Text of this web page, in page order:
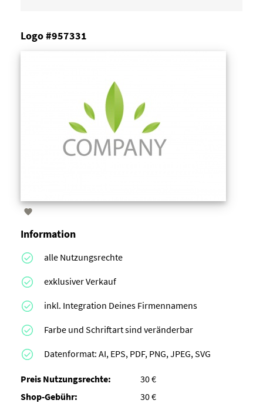
Logo #957331

Information
alle Nutzungsrechte
exklusiver Verkauf
inkl. Integration Deines Firmennamens
Farbe und Schriftart sind veränderbar
Datenformat: AI, EPS, PDF, PNG, JPEG, SVG
Preis Nutzungsrechte:
30 €
Shop-Gebühr:
30 €